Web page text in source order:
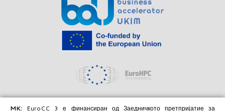
MK: EuroCC 3 е финансиран од Заедничкото претпријатие за